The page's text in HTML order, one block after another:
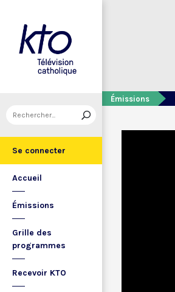
Se connecter
Accueil
Émissions
Grille des
programmes
Recevoir KTO
Émissions